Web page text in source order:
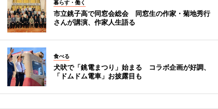
暮らす・働く
市立銚子高で同窓会総会 同窓生の作家・菊地秀行
さんが講演、作家人生語る
食べる
犬吠で「銚電まつり」始まる コラボ企画が好調、
「ドムドム電車」お披露目も